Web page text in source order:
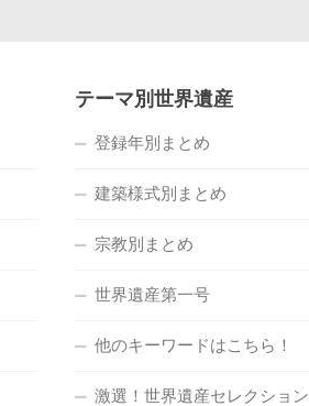
テーマ別世界遺産
登録年別まとめ
建築様式別まとめ
宗教別まとめ
世界遺産第一号
他のキーワードはこちら！
激選！世界遺産セレクション